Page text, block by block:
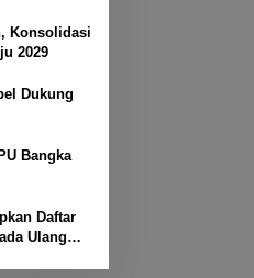
Konsolidasi
2029
Dukung
Bangka
Daftar
Ulang